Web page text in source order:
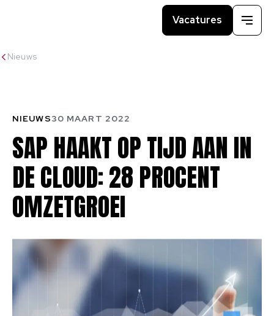
Vacatures
Menu
Nieuws
SAP HAAKTOPTIJDAANIN
DECLOUD:28 PROCENT
OMZETGROEI
NIEUWS30 MAART 2022